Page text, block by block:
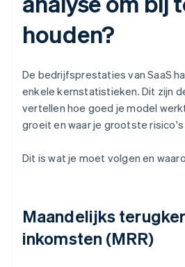
houden?
De bedrijfsprestaties van SaaS
enkele kernstatistieken. Dit zijn
vertellen hoe goed je model
groeit en waar je grootste
Dit is wat je moet volgen en
Maandelijks
inkomsten (MRR)